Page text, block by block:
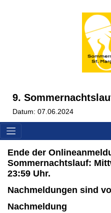
9.
Datum: 07.06.2024
Ende der
Sommernachtslauf:
23:59 Uhr.
Nachmeldungen sind
Nachmeldung